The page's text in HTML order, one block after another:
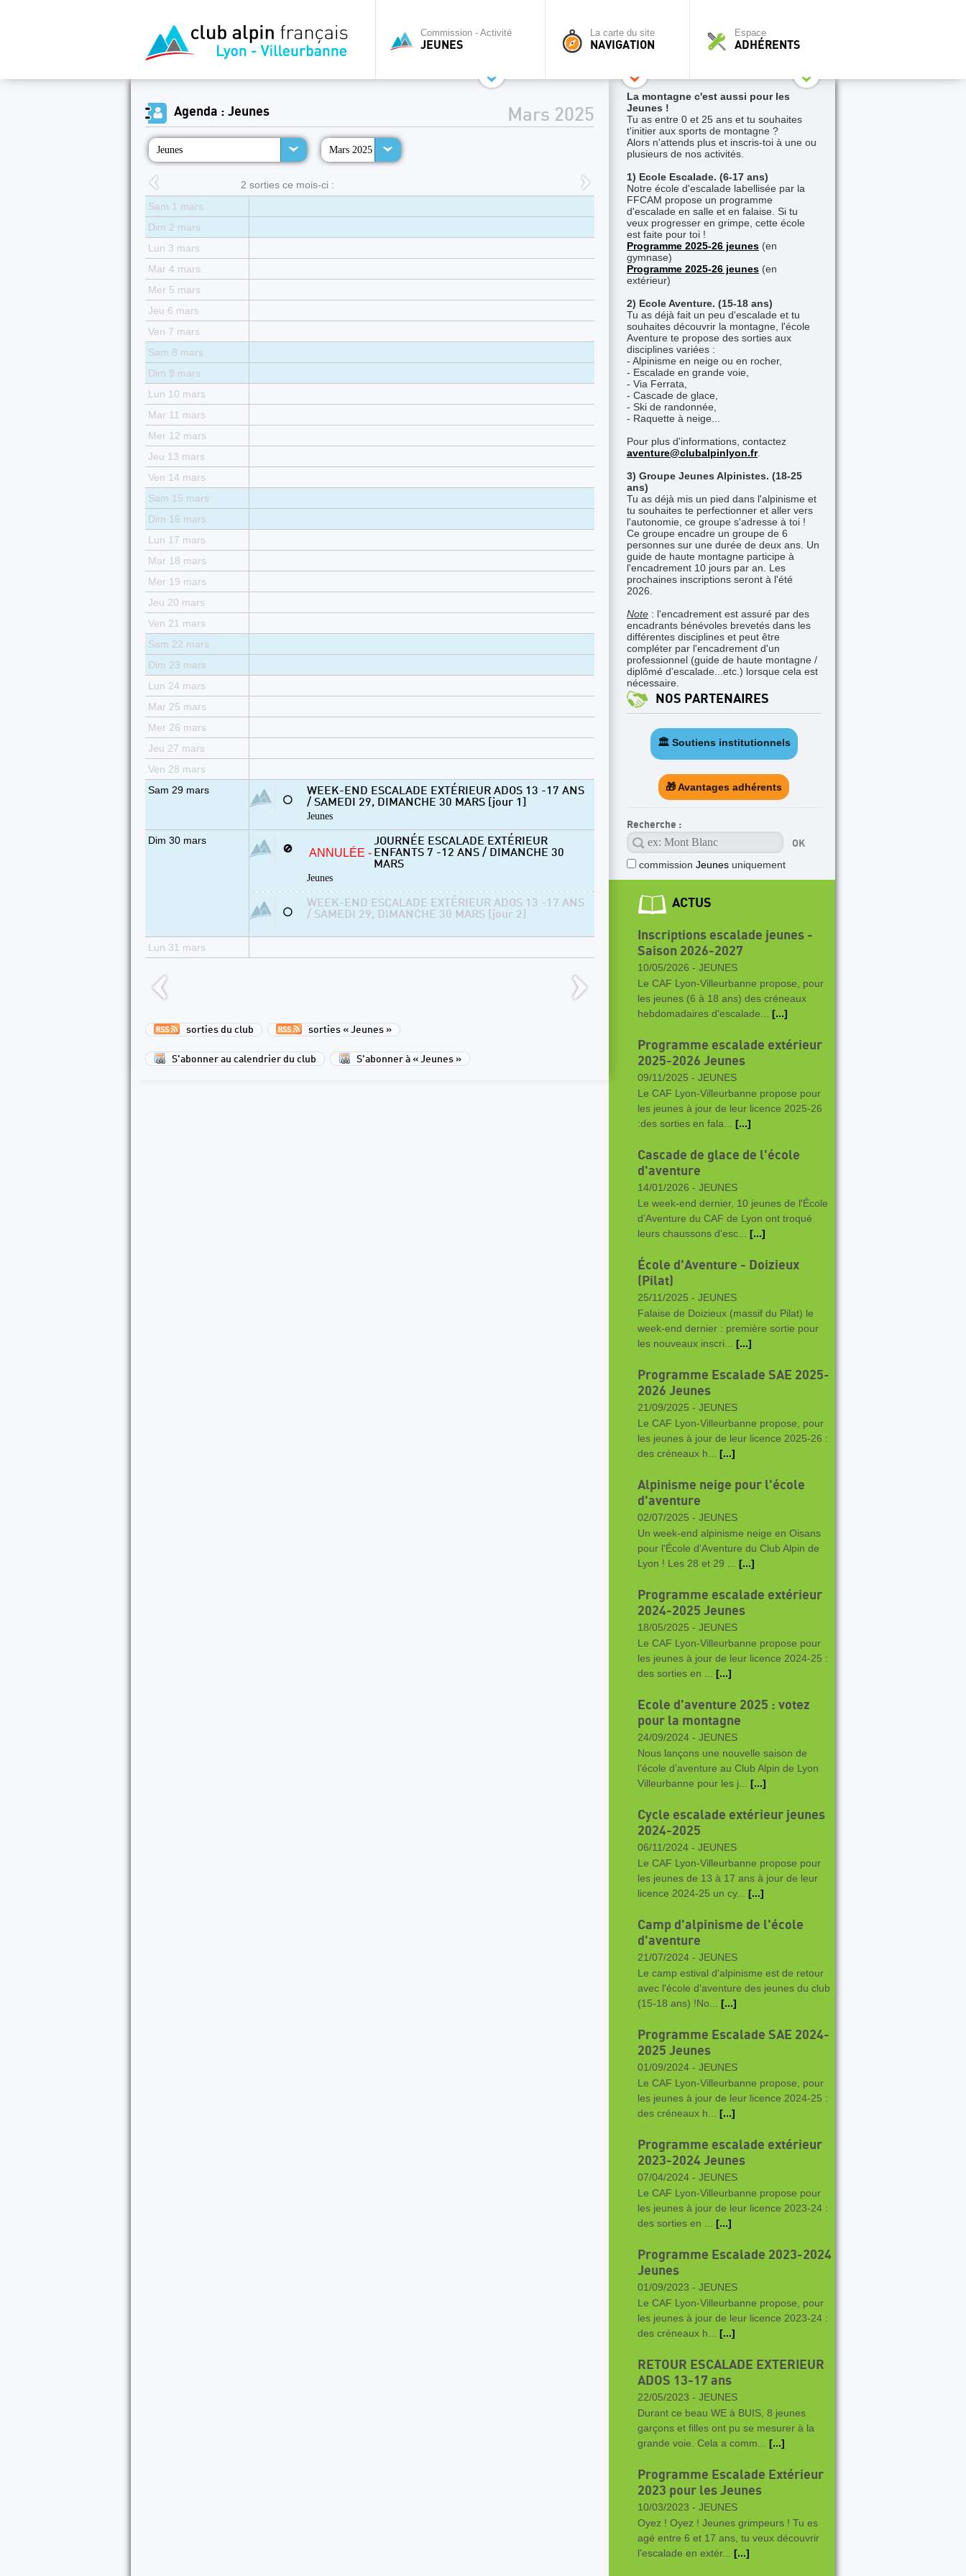
Commission - Activité
JEUNES
La carte du site
NAVIGATION
Espace
ADHÉRENTS
Agenda : Jeunes
Jeunes Mars 2025
Mars 2025
2 sorties ce mois-ci :
Sam 1 mars
Dim 2 mars
Lun 3 mars
Mar 4 mars
Mer 5 mars
Jeu 6 mars
Ven 7 mars
Sam 8 mars
Dim 9 mars
Lun 10 mars
Mar 11 mars
Mer 12 mars
Jeu 13 mars
Ven 14 mars
Sam 15 mars
Dim 16 mars
Lun 17 mars
Mar 18 mars
Mer 19 mars
Jeu 20 mars
Ven 21 mars
Sam 22 mars
Dim 23 mars
Lun 24 mars
Mar 25 mars
Mer 26 mars
Jeu 27 mars
Ven 28 mars
Sam 29 mars
⚪
WEEK-END ESCALADE EXTÉRIEUR ADOS 13 -17 ANS
/ SAMEDI 29, DIMANCHE 30 MARS [jour 1]
Jeunes
Dim 30 mars
🚫 ANNULÉE -
JOURNÉE ESCALADE EXTÉRIEUR
ENFANTS 7 -12 ANS / DIMANCHE 30
MARS
Jeunes
⚪
WEEK-END ESCALADE EXTÉRIEUR ADOS 13 -17 ANS
/ SAMEDI 29, DIMANCHE 30 MARS [jour 2]
Lun 31 mars
sorties du club sorties « Jeunes »
S'abonner au calendrier du club S'abonner à « Jeunes »
La montagne c'est aussi pour les
Jeunes !
Tu as entre 0 et 25 ans et tu souhaites
t'initier aux sports de montagne ?
Alors n'attends plus et inscris-toi à une ou
plusieurs de nos activités.
1) Ecole Escalade. (6-17 ans)
Notre école d'escalade labellisée par la
FFCAM propose un programme
d'escalade en salle et en falaise. Si tu
veux progresser en grimpe, cette école
est faite pour toi !
Programme 2025-26 jeunes (en
gymnase)
Programme 2025-26 jeunes (en
extérieur)
2) Ecole Aventure. (15-18 ans)
Tu as déjà fait un peu d'escalade et tu
souhaites découvrir la montagne, l'école
Aventure te propose des sorties aux
disciplines variées :
- Alpinisme en neige ou en rocher,
- Escalade en grande voie,
- Via Ferrata,
- Cascade de glace,
- Ski de randonnée,
- Raquette à neige...
Pour plus d'informations, contactez
aventure@clubalpinlyon.fr.
3) Groupe Jeunes Alpinistes. (18-25
ans)
Tu as déjà mis un pied dans l'alpinisme et
tu souhaites te perfectionner et aller vers
l'autonomie, ce groupe s'adresse à toi !
Ce groupe encadre un groupe de 6
personnes sur une durée de deux ans. Un
guide de haute montagne participe à
l'encadrement 10 jours par an. Les
prochaines inscriptions seront à l'été
2026.
Note : l'encadrement est assuré par des
encadrants bénévoles brevetés dans les
différentes disciplines et peut être
compléter par l'encadrement d'un
professionnel (guide de haute montagne /
diplômé d'escalade...etc.) lorsque cela est
nécessaire.
NOS PARTENAIRES
🏛️ Soutiens institutionnels
🎁 Avantages adhérents
Recherche :
commission Jeunes uniquement
ACTUS
Inscriptions escalade jeunes -
Saison 2026-2027
10/05/2026 - JEUNES
Le CAF Lyon-Villeurbanne propose, pour
les jeunes (6 à 18 ans) des créneaux
hebdomadaires d'escalade... [...]
Programme escalade extérieur
2025-2026 Jeunes
09/11/2025 - JEUNES
Le CAF Lyon-Villeurbanne propose pour
les jeunes à jour de leur licence 2025-26
:des sorties en fala... [...]
Cascade de glace de l'école
d'aventure
14/01/2026 - JEUNES
Le week-end dernier, 10 jeunes de l'École
d’Aventure du CAF de Lyon ont troqué
leurs chaussons d'esc... [...]
École d'Aventure - Doizieux
(Pilat)
25/11/2025 - JEUNES
Falaise de Doizieux (massif du Pilat) le
week-end dernier : première sortie pour
les nouveaux inscri... [...]
Programme Escalade SAE 2025-
2026 Jeunes
21/09/2025 - JEUNES
Le CAF Lyon-Villeurbanne propose, pour
les jeunes à jour de leur licence 2025-26 :
des créneaux h... [...]
Alpinisme neige pour l'école
d'aventure
02/07/2025 - JEUNES
Un week-end alpinisme neige en Oisans
pour l'École d'Aventure du Club Alpin de
Lyon ! Les 28 et 29 ... [...]
Programme escalade extérieur
2024-2025 Jeunes
18/05/2025 - JEUNES
Le CAF Lyon-Villeurbanne propose pour
les jeunes à jour de leur licence 2024-25 :
des sorties en ... [...]
Ecole d'aventure 2025 : votez
pour la montagne
24/09/2024 - JEUNES
Nous lançons une nouvelle saison de
l’école d’aventure au Club Alpin de Lyon
Villeurbanne pour les j... [...]
Cycle escalade extérieur jeunes
2024-2025
06/11/2024 - JEUNES
Le CAF Lyon-Villeurbanne propose pour
les jeunes de 13 à 17 ans à jour de leur
licence 2024-25 un cy... [...]
Camp d'alpinisme de l'école
d'aventure
21/07/2024 - JEUNES
Le camp estival d'alpinisme est de retour
avec l'école d'aventure des jeunes du club
(15-18 ans) !No... [...]
Programme Escalade SAE 2024-
2025 Jeunes
01/09/2024 - JEUNES
Le CAF Lyon-Villeurbanne propose, pour
les jeunes à jour de leur licence 2024-25 :
des créneaux h... [...]
Programme escalade extérieur
2023-2024 Jeunes
07/04/2024 - JEUNES
Le CAF Lyon-Villeurbanne propose pour
les jeunes à jour de leur licence 2023-24 :
des sorties en ... [...]
Programme Escalade 2023-2024
Jeunes
01/09/2023 - JEUNES
Le CAF Lyon-Villeurbanne propose, pour
les jeunes à jour de leur licence 2023-24 :
des créneaux h... [...]
RETOUR ESCALADE EXTERIEUR
ADOS 13-17 ans
22/05/2023 - JEUNES
Durant ce beau WE à BUIS, 8 jeunes
garçons et filles ont pu se mesurer à la
grande voie. Cela a comm... [...]
Programme Escalade Extérieur
2023 pour les Jeunes
10/03/2023 - JEUNES
Oyez ! Oyez ! Jeunes grimpeurs ! Tu es
agé entre 6 et 17 ans, tu veux découvrir
l'escalade en extér... [...]